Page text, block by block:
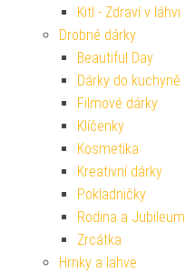
Kitl - Zdraví v láhvi
Drobné dárky
Beautiful Day
Dárky do kuchyně
Filmové dárky
Klíčenky
Kosmetika
Kreativní dárky
Pokladničky
Rodina a Jubileum
Zrcátka
Hrnky a lahve